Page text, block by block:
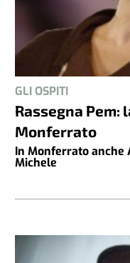
GLI OSPITI
Rassegna Pem:
Monferrato
In Monferrato anche
Michele